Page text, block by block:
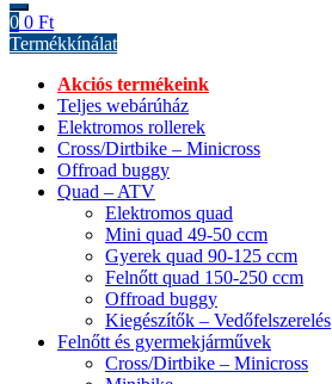
0 0 Ft
Termékkínálat
Akciós termékeink
Teljes webárúház
Elektromos rollerek
Cross/Dirtbike – Minicross
Offroad buggy
Quad – ATV
Elektromos quad
Mini quad 49-50 ccm
Gyerek quad 90-125 ccm
Felnőtt quad 150-250 ccm
Offroad buggy
Kiegészítők – Vedőfelszerelés
Felnőtt és gyermekjárművek
Cross/Dirtbike – Minicross